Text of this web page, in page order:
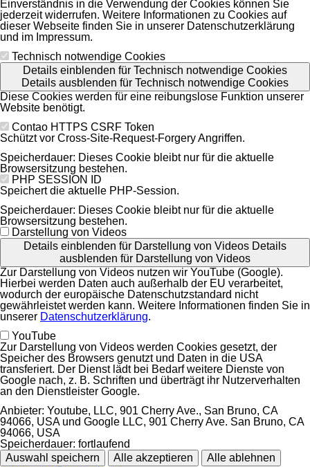
Einverständnis in die Verwendung der Cookies können Sie
jederzeit widerrufen. Weitere Informationen zu Cookies auf
dieser Webseite finden Sie in unserer Datenschutzerklärung
und im Impressum.
Technisch notwendige Cookies
Details einblenden für Technisch notwendige Cookies
Details ausblenden für Technisch notwendige Cookies
Diese Cookies werden für eine reibungslose Funktion unserer
Website benötigt.
Contao HTTPS CSRF Token
Schützt vor Cross-Site-Request-Forgery Angriffen.
Speicherdauer: Dieses Cookie bleibt nur für die aktuelle
Browsersitzung bestehen.
PHP SESSION ID
Speichert die aktuelle PHP-Session.
Speicherdauer: Dieses Cookie bleibt nur für die aktuelle
Browsersitzung bestehen.
Darstellung von Videos
Details einblenden für Darstellung von Videos Details
ausblenden für Darstellung von Videos
Zur Darstellung von Videos nutzen wir YouTube (Google).
Hierbei werden Daten auch außerhalb der EU verarbeitet,
wodurch der europäische Datenschutzstandard nicht
gewährleistet werden kann. Weitere Informationen finden Sie in
unserer Datenschutzerklärung.
YouTube
Zur Darstellung von Videos werden Cookies gesetzt, der
Speicher des Browsers genutzt und Daten in die USA
transferiert. Der Dienst lädt bei Bedarf weitere Dienste von
Google nach, z. B. Schriften und überträgt ihr Nutzerverhalten
an den Dienstleister Google.
Anbieter: Youtube, LLC, 901 Cherry Ave., San Bruno, CA
94066, USA und Google LLC, 901 Cherry Ave. San Bruno, CA
94066, USA
Speicherdauer: fortlaufend
Auswahl speichern
Alle akzeptieren
Alle ablehnen